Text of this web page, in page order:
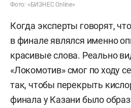
Фото: «БИЗНЕС Online»
Когда эксперты говорят,
в финале являлся именно
красивые слова. Реально
«Локомотив» смог по ходу
так, чтобы перекрыть
финала у Казани было